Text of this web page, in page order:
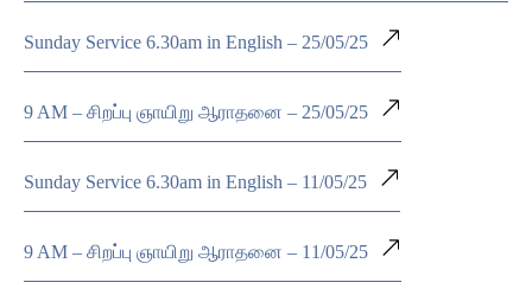
Sunday Service 6.30am in English – 25/05/25
9 AM – சிறப்பு ஞாயிறு ஆராதனை – 25/05/25
Sunday Service 6.30am in English – 11/05/25
9 AM – சிறப்பு ஞாயிறு ஆராதனை – 11/05/25